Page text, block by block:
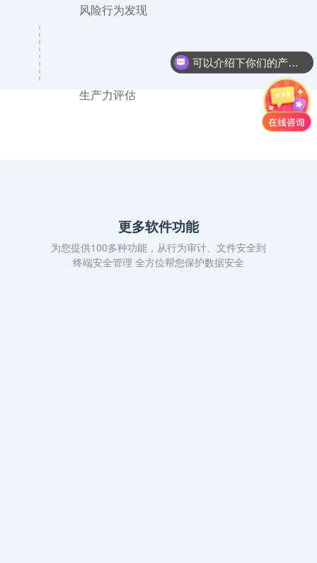
风险行为发现
生产力评估
洞察眼MIT系统
更多软件功能
为您提供100多种功能，从行为审计、文件安全到
终端安全管理 全方位帮您保护数据安全
可以介绍下你们的产品么？